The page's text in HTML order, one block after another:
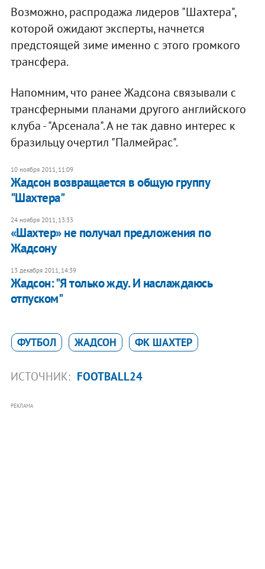
Возможно, распродажа лидеров "Шахтера",
которой ожидают эксперты, начнется
предстоящей зиме именно с этого громкого
трансфера.
Напомним, что ранее Жадсона связывали с
трансферными планами другого английского
клуба - "Арсенала". А не так давно интерес к
бразильцу очертил "Палмейрас".
10 ноября 2011, 11:09
Жадсон возвращается в общую группу
"Шахтера"
24 ноября 2011, 13:33
«Шахтер» не получал предложения по
Жадсону
13 декабря 2011, 14:39
Жадсон: "Я только жду. И наслаждаюсь
отпуском"
ФУТБОЛ ЖАДСОН ФК ШАХТЕР
ИСТОЧНИК: FOOTBALL24
РЕКЛАМА